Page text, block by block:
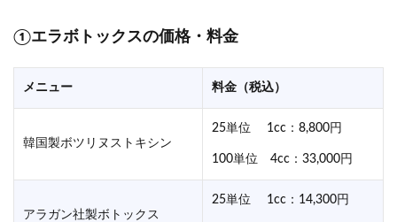
①エラボトックスの価格・料金
メニュー 料金（税込）
韓国製ボツリヌストキシン
25単位 1cc：8,800円
100単位 4cc：33,000円
アラガン社製ボトックス
25単位 1cc：14,300円